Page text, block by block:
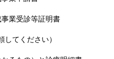
業受診等証明書
てください）